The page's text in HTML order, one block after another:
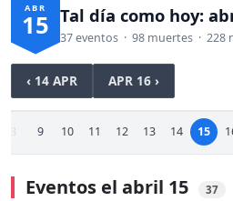
ABR
15 Tal día como hoy:
37 eventos · 98 muertes · 228
‹ 14 APR APR 16 ›
8 9 10 11 12 13 14 15
Eventos el abril 15 37